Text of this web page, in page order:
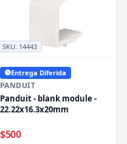
SKU: 14443
Entrega Diferida
PANDUIT
Panduit - blank module -
22.22x16.3x20mm
$500